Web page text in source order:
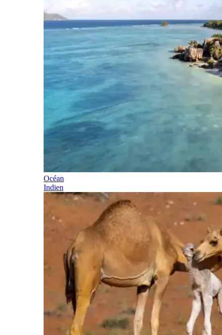
Océan
Indien